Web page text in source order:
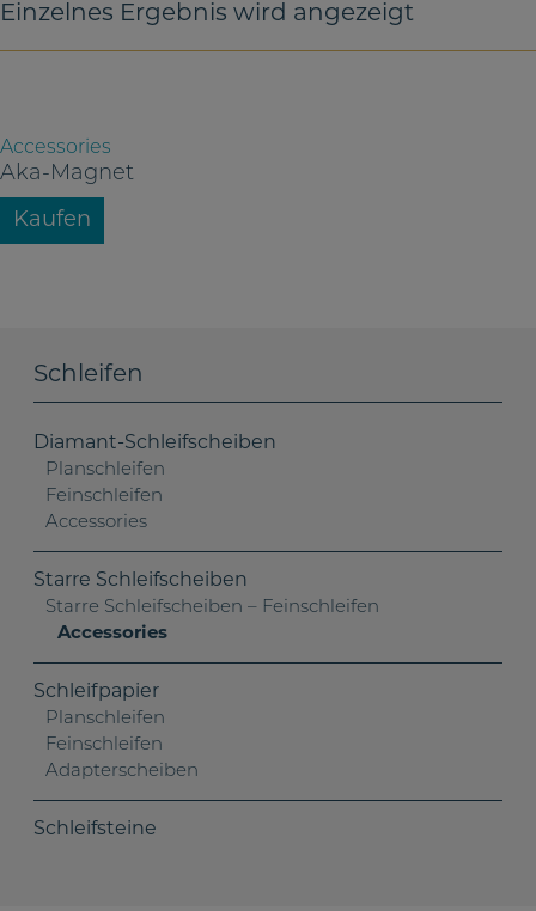
Einzelnes Ergebnis wird angezeigt
Accessories
Aka-Magnet
Kaufen
Schleifen
Diamant-Schleifscheiben
Planschleifen
Feinschleifen
Accessories
Starre Schleifscheiben
Starre Schleifscheiben – Feinschleifen
Accessories
Schleifpapier
Planschleifen
Feinschleifen
Adapterscheiben
Schleifsteine